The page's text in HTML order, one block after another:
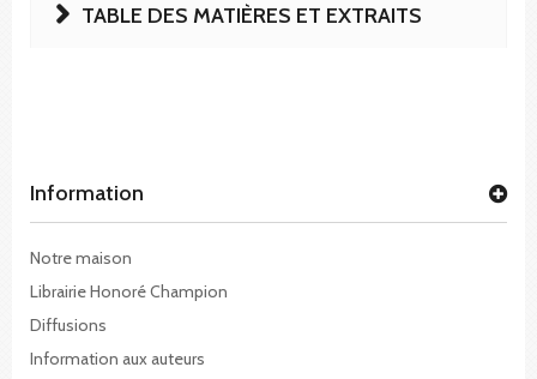
TABLE DES MATIÈRES ET EXTRAITS
Information
Notre maison
Librairie Honoré Champion
Diffusions
Information aux auteurs